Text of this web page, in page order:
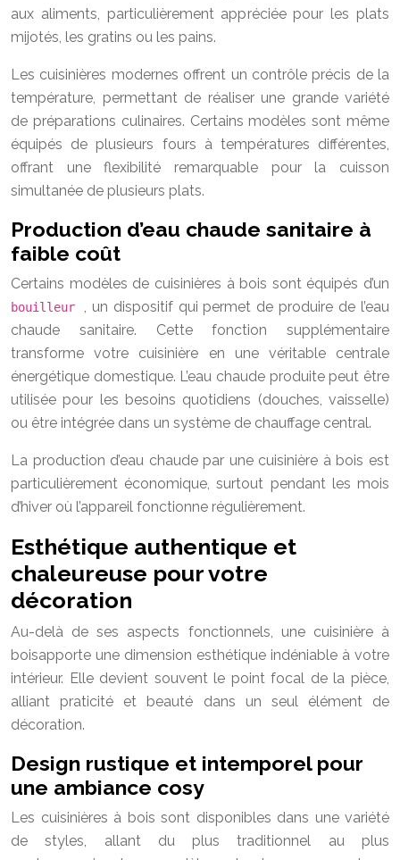
aux aliments, particulièrement appréciée pour les plats
mijotés, les gratins ou les pains.
Les cuisinières modernes offrent un contrôle précis de la
température, permettant de réaliser une grande variété
de préparations culinaires. Certains modèles sont même
équipés de plusieurs fours à températures différentes,
offrant une flexibilité remarquable pour la cuisson
simultanée de plusieurs plats.
Production d’eau chaude sanitaire à
faible coût
Certains modèles de cuisinières à bois sont équipés d’un
bouilleur , un dispositif qui permet de produire de l’eau
chaude sanitaire. Cette fonction supplémentaire
transforme votre cuisinière en une véritable centrale
énergétique domestique. L’eau chaude produite peut être
utilisée pour les besoins quotidiens (douches, vaisselle)
ou être intégrée dans un système de chauffage central.
La production d’eau chaude par une cuisinière à bois est
particulièrement économique, surtout pendant les mois
d’hiver où l’appareil fonctionne régulièrement.
Esthétique authentique et
chaleureuse pour votre
décoration
Au-delà de ses aspects fonctionnels, une cuisinière à
boisapporte une dimension esthétique indéniable à votre
intérieur. Elle devient souvent le point focal de la pièce,
alliant praticité et beauté dans un seul élément de
décoration.
Design rustique et intemporel pour
une ambiance cosy
Les cuisinières à bois sont disponibles dans une variété
de styles, allant du plus traditionnel au plus